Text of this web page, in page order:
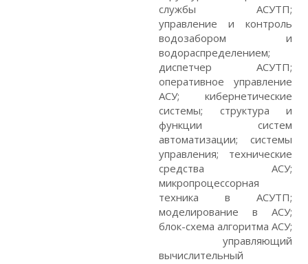
службы АСУТП;
управление и контроль
водозабором и
водораспределением;
диспетчер АСУТП;
оперативное управление
АСУ; кибернетические
системы; структура и
функции систем
автоматизации; системы
управления; технические
средства АСУ;
микропроцессорная
техника в АСУТП;
моделирование в АСУ;
блок-схема алгоритма АСУ;
управляющий
вычислительный